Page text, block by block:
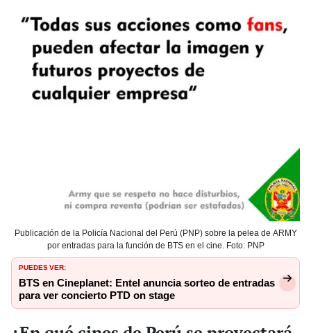
Publicación de la Policía Nacional del Perú (PNP) sobre la pelea de ARMY
por entradas para la función de BTS en el cine. Foto: PNP
PUEDES VER:
BTS en Cineplanet: Entel anuncia sorteo de entradas
para ver concierto PTD on stage